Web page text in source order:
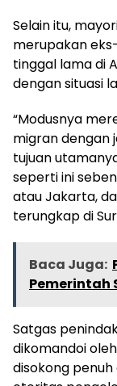
Selain itu,
merupakan
tinggal lama di
dengan situasi
“Modusnya
migran dengan
tujuan
seperti ini
atau Jakarta,
terungkap di
Baca Juga:
Pemerintah
Satgas
dikomandoi
disokong penuh